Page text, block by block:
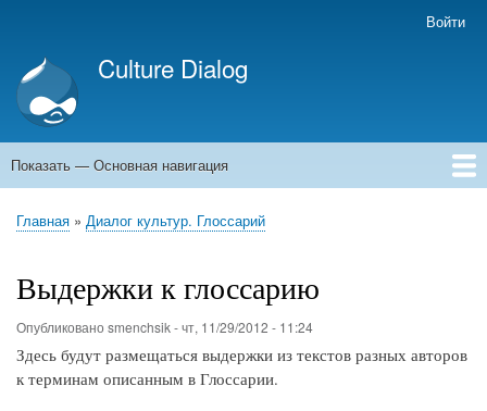
основному
содержанию
учётной
записи
пользователя
Войти
Culture Dialog
Основная
Показать — Основная навигация
Главная
Книги
Авторы
Kомментарии
Архивы емейлов
Форумы
Строка
Главная Диалог культур. Глоссарий
Выдержки к глоссарию
Опубликовано smenchsik-чт, 11/29/2012 - 11:24
Здесь будут размещаться выдержки из текстов разных авторов
к терминам описанным в Глоссарии.